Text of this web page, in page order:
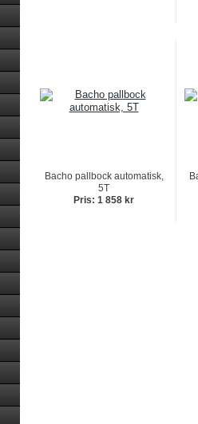
Bacho pallbock automatisk,
5T
Pris: 1 858 kr